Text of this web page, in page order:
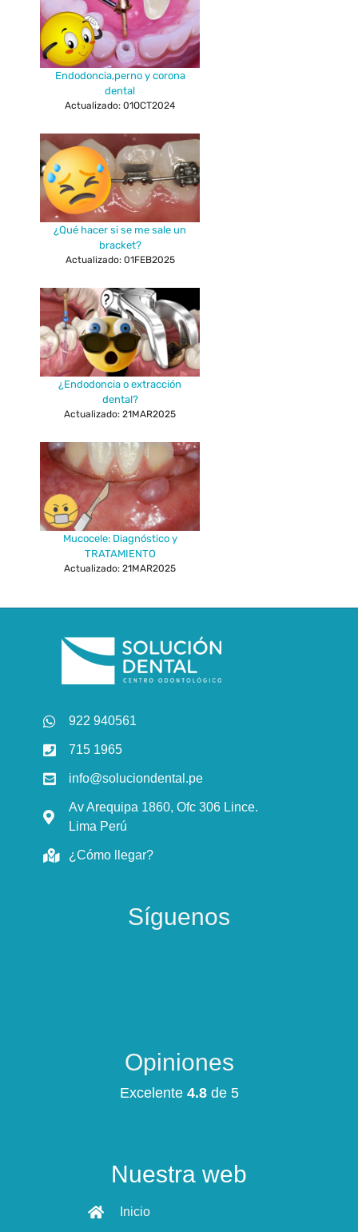
Endodoncia,perno y corona
dental
Actualizado: 01OCT2024
¿Qué hacer si se me sale un
bracket?
Actualizado: 01FEB2025
¿Endodoncia o extracción
dental?
Actualizado: 21MAR2025
Mucocele: Diagnóstico y
TRATAMIENTO
Actualizado: 21MAR2025
922 940561
715 1965
info@soluciondental.pe
Av Arequipa 1860, Ofc 306 Lince.
Lima Perú
¿Cómo llegar?
Síguenos
Opiniones
Excelente 4.8de 5
Nuestra web
Inicio